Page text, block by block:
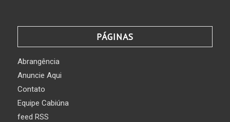
PÁGINAS
Abrangência
Anuncie Aqui
Contato
Equipe Cabiúna
feed RSS